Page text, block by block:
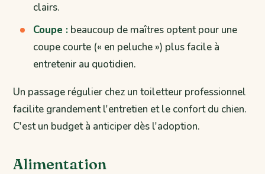
clairs.
Coupe : beaucoup de maîtres optent pour une
coupe courte (« en peluche ») plus facile à
entretenir au quotidien.
Un passage régulier chez un toiletteur professionnel
facilite grandement l'entretien et le confort du chien.
C'est un budget à anticiper dès l'adoption.
Alimentation